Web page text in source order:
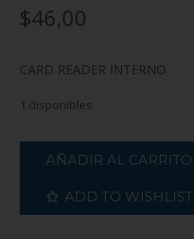
$46,00
CARD READER INTERNO
1 disponibles
AÑADIR AL CARRITO
ADD TO WISHLIST